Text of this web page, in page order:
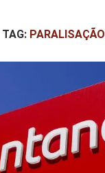
TAG: PARALISAÇÃO